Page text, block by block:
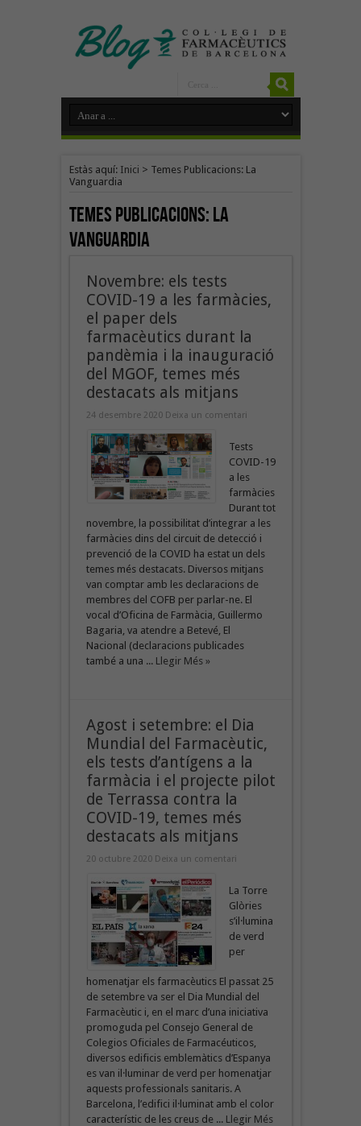
Estàs aquí: Inici > Temes Publicacions: La
Vanguardia
Temes Publicacions:La
Vanguardia
Novembre: els tests
COVID-19 a les farmàcies,
el paper dels
farmacèutics durant la
pandèmia i la inauguració
del MGOF, temes més
destacats als mitjans
24 desembre 2020 Deixa un comentari
Tests
COVID-19
a les
farmàcies
Durant tot
novembre, la possibilitat d’integrar a les
farmàcies dins del circuit de detecció i
prevenció de la COVID ha estat un dels
temes més destacats. Diversos mitjans
van comptar amb les declaracions de
membres del COFB per parlar-ne. El
vocal d’Oficina de Farmàcia, Guillermo
Bagaria, va atendre a Betevé, El
Nacional (declaracions publicades
també a una ... Llegir Més »
Agost i setembre: el Dia
Mundial del Farmacèutic,
els tests d’antígens a la
farmàcia i el projecte pilot
de Terrassa contra la
COVID-19, temes més
destacats als mitjans
20 octubre 2020 Deixa un comentari
La Torre
Glòries
s’il·lumina
de verd
per
homenatjar els farmacèutics El passat 25
de setembre va ser el Dia Mundial del
Farmacèutic i, en el marc d’una iniciativa
promoguda pel Consejo General de
Colegios Oficiales de Farmacéuticos,
diversos edificis emblemàtics d’Espanya
es van il·luminar de verd per homenatjar
aquests professionals sanitaris. A
Barcelona, l’edifici il·luminat amb el color
característic de les creus de ... Llegir Més